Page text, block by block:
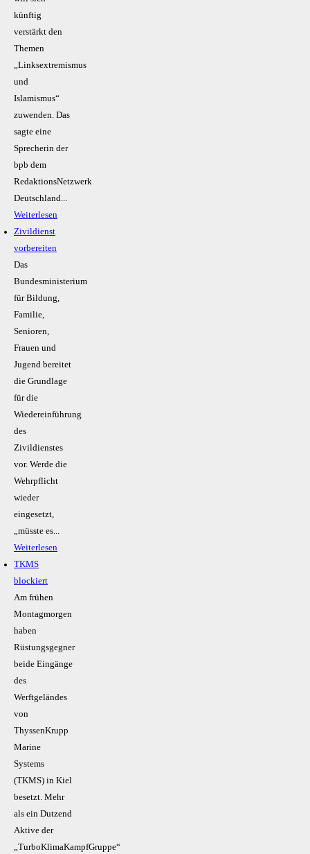
künftig
verstärkt den
Themen
„Linksextremismus
und
Islamismus“
zuwenden. Das
sagte eine
Sprecherin der
bpb dem
RedaktionsNetzwerk
Deutschland...
Weiterlesen
Zivildienst
vorbereiten
Das
Bundesministerium
für Bildung,
Familie,
Senioren,
Frauen und
Jugend bereitet
die Grundlage
für die
Wiedereinführung
des
Zivildienstes
vor. Werde die
Wehrpflicht
wieder
eingesetzt,
„müsste es...
Weiterlesen
TKMS
blockiert
Am frühen
Montagmorgen
haben
Rüstungsgegner
beide Eingänge
des
Werftgeländes
von
ThyssenKrupp
Marine
Systems
(TKMS) in Kiel
besetzt. Mehr
als ein Dutzend
Aktive der
„TurboKlimaKampfGruppe“